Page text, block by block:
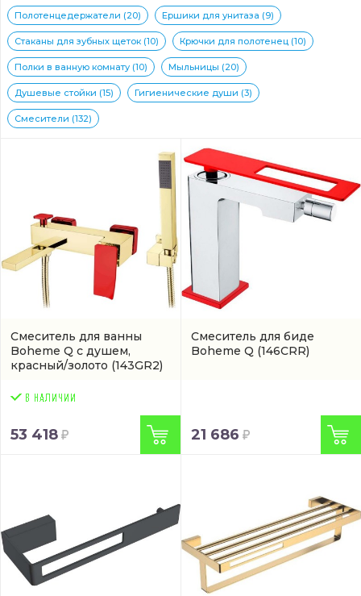
Полотенцедержатели (20) Ершики для унитаза (9)
Стаканы для зубных щеток (10) Крючки для полотенец (10)
Полки в ванную комнату (10) Мыльницы (20)
Душевые стойки (15) Гигиенические души (3)
Смесители (132)
Смеситель для ванны
Boheme Q с душем,
красный/золото (143GR2)
53 418
Смеситель для биде
Boheme Q (146CRR)
21 686